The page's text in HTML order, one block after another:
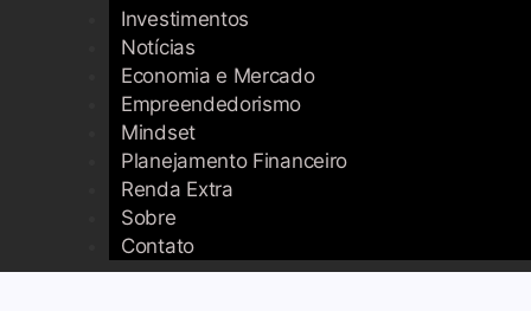
Investimentos
Notícias
Economia e Mercado
Empreendedorismo
Mindset
Planejamento Financeiro
Renda Extra
Sobre
Contato